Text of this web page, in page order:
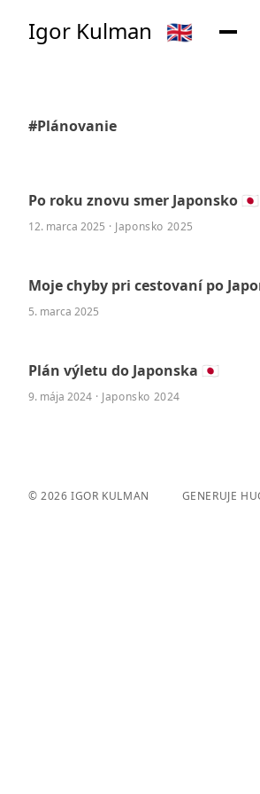
Igor Kulman 🇬🇧
#Plánovanie
Po roku znovu smer Japonsko 🇯🇵
12. marca 2025 · Japonsko 2025
Moje chyby pri cestovaní po
5. marca 2025
Plán výletu do Japonska 🇯🇵
9. mája 2024 · Japonsko 2024
© 2026IGOR KULMAN GENERUJE